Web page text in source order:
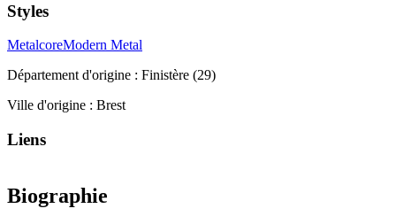
Styles
MetalcoreModern Metal
Département d'origine : Finistère (29)
Ville d'origine : Brest
Liens
Biographie